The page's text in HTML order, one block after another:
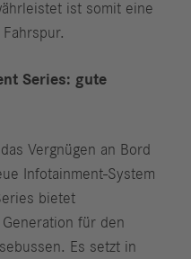
ist somit eine
Series: gute
Vergnügen an Bord
Infotainment-System
bietet
für den
Es setzt in